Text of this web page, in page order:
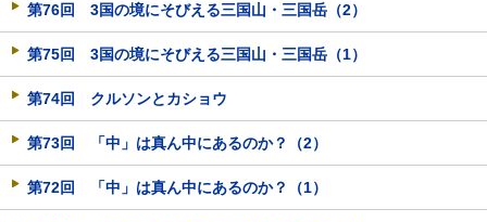
第76回 3国の境にそびえる三国山・三国岳（2）
第75回 3国の境にそびえる三国山・三国岳（1）
第74回 クルソンとカショウ
第73回 「中」は真ん中にあるのか？（2）
第72回 「中」は真ん中にあるのか？（1）